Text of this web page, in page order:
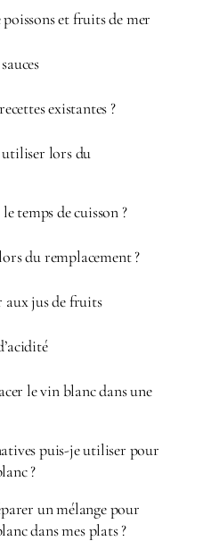
poissons et fruits de mer
existantes ?
lors du
temps de cuisson ?
du remplacement ?
aux jus de fruits
le vin blanc dans une
puis-je utiliser pour
?
un mélange pour
dans mes plats ?